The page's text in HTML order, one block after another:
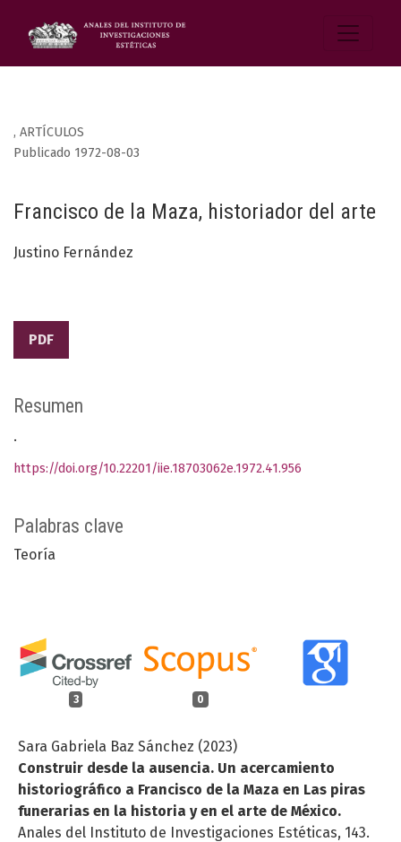
, ARTÍCULOS
Francisco de la Maza, historiador del arte
Publicado 1972-08-03
Justino Fernández
PDF
Palabras clave
Teoría
3 0
Sara Gabriela Baz Sánchez (2023)
Construir desde la ausencia. Un acercamiento
historiográfico a Francisco de la Maza en Las piras
funerarias en la historia y en el arte de México.
Anales del Instituto de Investigaciones Estéticas, 143.
Resumen
.
https://doi.org/10.22201/iie.18703062e.1972.41.956